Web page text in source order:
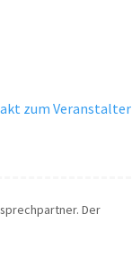
zum Veranstalter
Der